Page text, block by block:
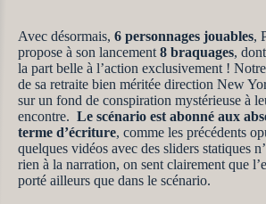
Avec désormais, 6 personnages jouables,
propose à son lancement 8 braquages,
la part belle à l’action exclusivement !
de sa retraite bien méritée direction New
sur un fond de conspiration mystérieuse à
encontre. Le scénario est abonné aux
terme d’écriture, comme les précédents
quelques vidéos avec des sliders statiques
rien à la narration, on sent clairement que
porté ailleurs que dans le scénario.